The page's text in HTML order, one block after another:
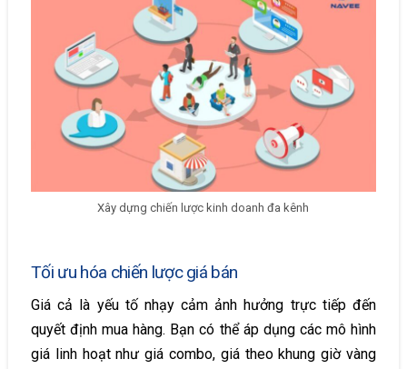
Xây dựng chiến lược kinh doanh đa kênh
Tối ưu hóa chiến lược giá bán
Giá cả là yếu tố nhạy cảm ảnh hưởng trực tiếp đến
quyết định mua hàng. Bạn có thể áp dụng các mô hình
giá linh hoạt như giá combo, giá theo khung giờ vàng